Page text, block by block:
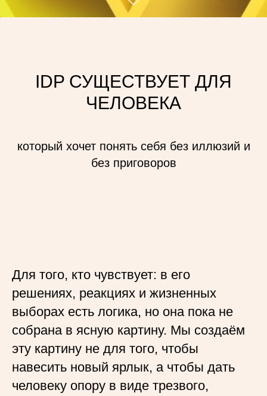
IDP СУЩЕСТВУЕТ ДЛЯ
ЧЕЛОВЕКА
который хочет понять себя без иллюзий и
без приговоров
Для того, кто чувствует: в его
решениях, реакциях и жизненных
выборах есть логика, но она пока не
собрана в ясную картину. Мы создаём
эту картину не для того, чтобы
навесить новый ярлык, а чтобы дать
человеку опору в виде трезвого,